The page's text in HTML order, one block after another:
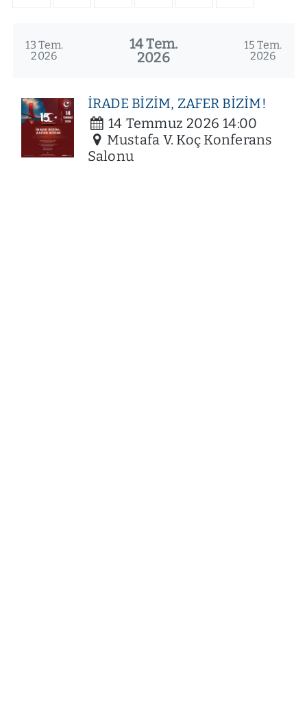
13 Tem.
2026
14 Tem.
2026
15 Tem.
2026
İRADE BİZİM, ZAFER BİZİM!
14 Temmuz 2026 14:00
Mustafa V. Koç Konferans
Salonu